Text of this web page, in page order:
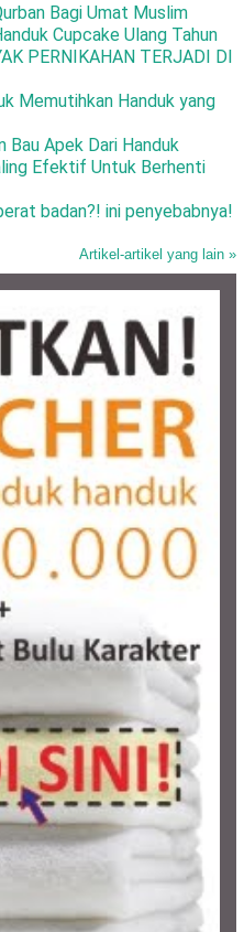
Bagi Umat Muslim
Cupcake Ulang Tahun
PERNIKAHAN TERJADI DI
Memutihkan Handuk yang
Bau Apek Dari Handuk
Efektif Untuk Berhenti
badan?! ini penyebabnya!
Artikel-artikel yang lain »